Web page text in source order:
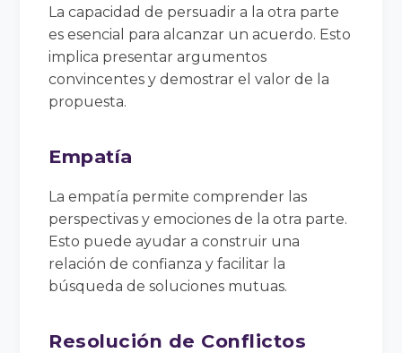
La capacidad de persuadir a la otra parte
es esencial para alcanzar un acuerdo. Esto
implica presentar argumentos
convincentes y demostrar el valor de la
propuesta.
Empatía
La empatía permite comprender las
perspectivas y emociones de la otra parte.
Esto puede ayudar a construir una
relación de confianza y facilitar la
búsqueda de soluciones mutuas.
Resolución de Conflictos